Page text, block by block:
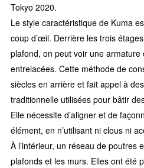
Tokyo 2020.
Le style caractéristique de Kuma
coup d’œil. Derrière les trois
plafond, on peut voir une armature
entrelacées. Cette méthode de
siècles en arrière et fait appel à
traditionnelle utilisées pour bâtir
Elle nécessite d’aligner et de
élément, en n’utilisant ni clous ni
À l’intérieur, un réseau de poutres
plafonds et les murs. Elles ont été